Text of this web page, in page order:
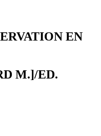
EN
M.]/ED.